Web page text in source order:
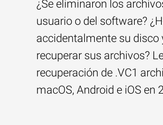
¿Se eliminaron los
usuario o del software?
accidentalmente su disco
recuperar sus archivos?
recuperación de .VC1
macOS, Android e iOS en